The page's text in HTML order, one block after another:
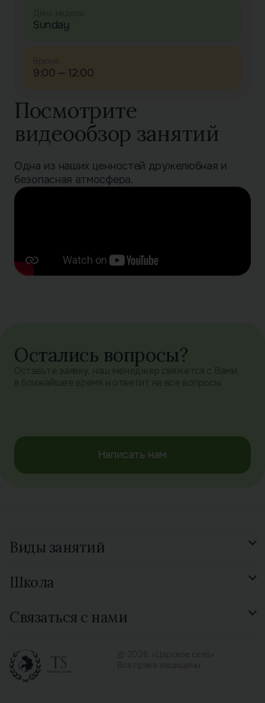
Sunday
9:00 — 12:00
Посмотрите
видеообзор занятий
Одна из наших ценностей дружелюбная и
безопасная атмосфера.
Остались вопросы?
Оставьте заявку, наш менеджер свяжется с Вами
Написать нам
Виды занятий
GCSE Russian
Школа
Библиотека
Связаться с нами